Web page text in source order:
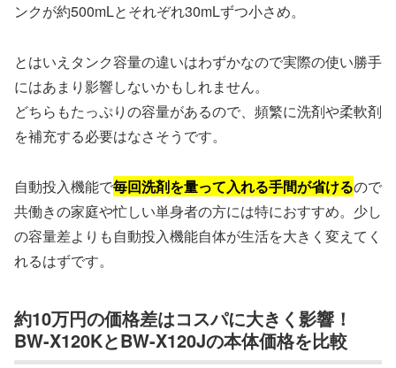
ンクが約500mLとそれぞれ30mLずつ小さめ。
とはいえタンク容量の違いはわずかなので実際の使い勝手
にはあまり影響しないかもしれません。
どちらもたっぷりの容量があるので、頻繁に洗剤や柔軟剤
を補充する必要はなさそうです。
自動投入機能で毎回洗剤を量って入れる手間が省けるので
共働きの家庭や忙しい単身者の方には特におすすめ。少し
の容量差よりも自動投入機能自体が生活を大きく変えてく
れるはずです。
約10万円の価格差はコスパに大きく影響！
BW-X120KとBW-X120Jの本体価格を比較